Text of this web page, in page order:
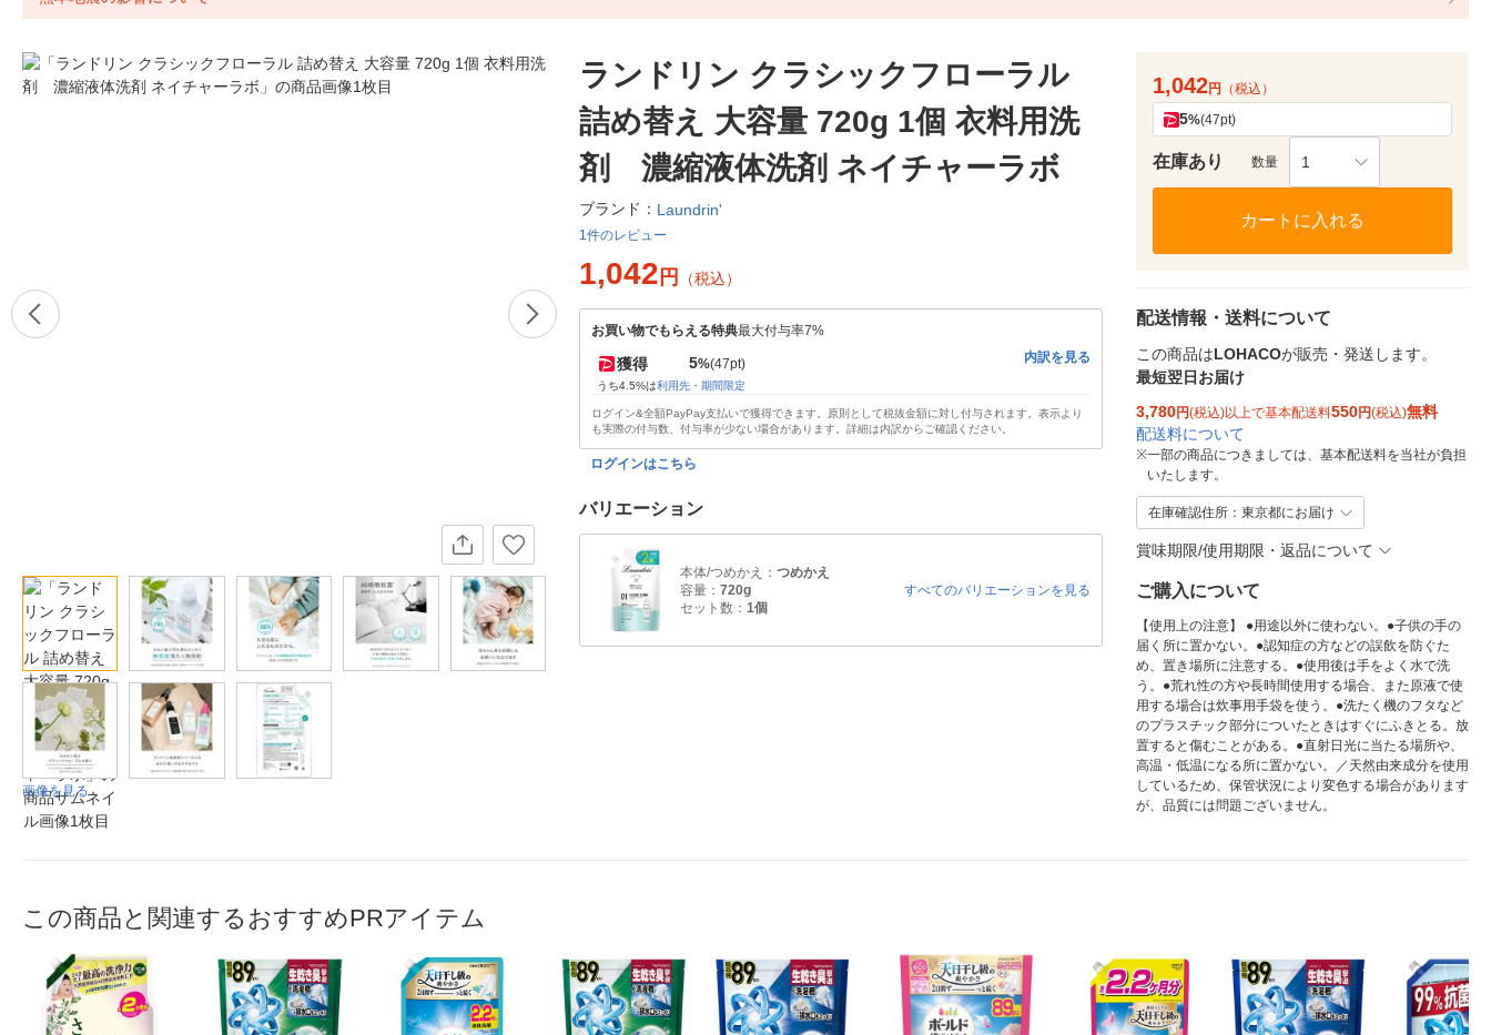
画像を見る
ランドリン クラシックフローラル
詰め替え 大容量 720g 1個 衣料用洗
剤 濃縮液体洗剤 ネイチャーラボ
ブランド： Laundrin'
1件のレビュー
1,042 円 （税込）
お買い物でもらえる特典最大付与率7%
獲得 5%(47pt)
うち4.5%は利用先・期間限定
内訳を見る
ログイン&全額PayPay支払いで獲得できます。原則として税抜金額に対し付与されます。表示より
も実際の付与数、付与率が少ない場合があります。詳細は内訳からご確認ください。
ログインはこちら
バリエーション
本体/つめかえ： つめかえ
容量： 720g
セット数： 1個
すべてのバリエーションを見る
1,042円 （税込）
5%(47pt)
在庫あり 数量 1
カートに入れる
配送情報・送料について
この商品はLOHACOが販売・発送します。
最短翌日お届け
3,780円(税込)以上で基本配送料550円(税込)無料
配送料について
※一部の商品につきましては、基本配送料を当社が負担
いたします。
在庫確認住所：東京都にお届け
賞味期限/使用期限・返品について
ご購入について
【使用上の注意】 ●用途以外に使わない。●子供の手の
届く所に置かない。●認知症の方などの誤飲を防ぐた
め、置き場所に注意する。●使用後は手をよく水で洗
う。●荒れ性の方や長時間使用する場合、また原液で使
用する場合は炊事用手袋を使う。●洗たく機のフタなど
のプラスチック部分についたときはすぐにふきとる。放
置すると傷むことがある。●直射日光に当たる場所や、
高温・低温になる所に置かない。／天然由来成分を使用
しているため、保管状況により変色する場合があります
が、品質には問題ございません。
この商品と関連するおすすめPRアイテム